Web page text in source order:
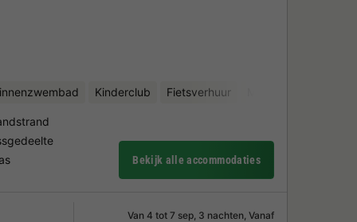
Kinderclub Fietsverhuur
Bekijk alle accommodaties
Van 4 tot 7 sep, 3 nachten, Vanaf